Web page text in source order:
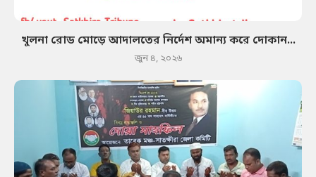
খুলনা রোড মোড়ে আদালতের নির্দেশ অমান্য করে দোকান...
জুন ৪, ২০২৬